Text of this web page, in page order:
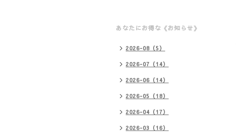
あなたにお得な《お知らせ》
2026-08（5）
2026-07（14）
2026-06（14）
2026-05（18）
2026-04（17）
2026-03（16）